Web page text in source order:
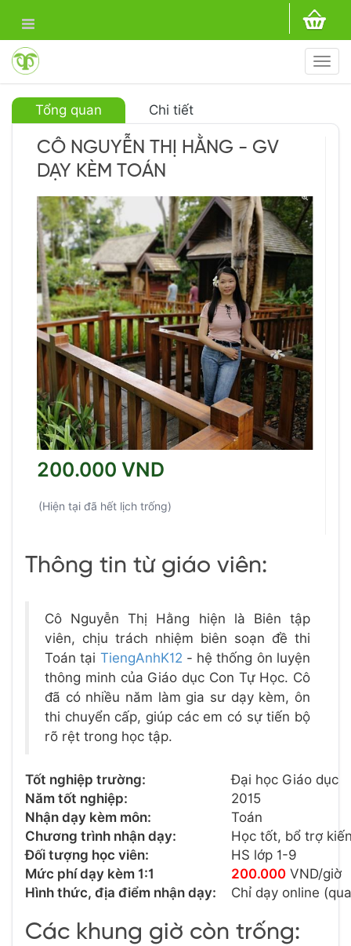
Tổng quan
Chi tiết
CÔ NGUYỄN THỊ HẰNG - GV
DẠY KÈM TOÁN
200.000 VND
(Hiện tại đã hết lịch trống)
Thông tin từ giáo viên:
Cô Nguyễn Thị Hằng hiện là Biên tập
viên, chịu trách nhiệm biên soạn đề thi
Toán tại TiengAnhK12 - hệ thống ôn luyện
thông minh của Giáo dục Con Tự Học. Cô
đã có nhiều năm làm gia sư dạy kèm, ôn
thi chuyển cấp, giúp các em có sự tiến bộ
rõ rệt trong học tập.
Tốt nghiệp trường:
Đại học Giáo dục
Năm tốt nghiệp:
2015
Nhận dạy kèm môn:
Toán
Chương trình nhận dạy:
Học tốt, bổ trợ
Đối tượng học viên:
HS lớp 1-9
Mức phí dạy kèm 1:1
200.000 VND/giờ
Hình thức, địa điểm nhận dạy:
Chỉ dạy online
Các khung giờ còn trống: